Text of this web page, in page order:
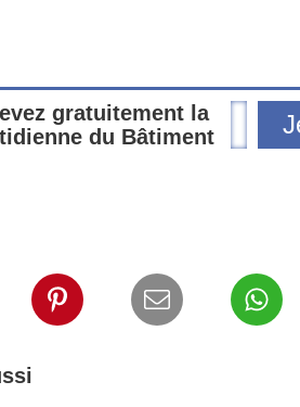
gratuitement la
du Bâtiment